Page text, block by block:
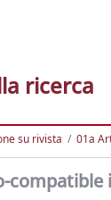
ricerca
su rivista 01a